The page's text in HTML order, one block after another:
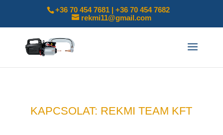
+36 70 454 7681 | +36 70 454 7682
rekmi11@gmail.com
KAPCSOLAT: REKMI TEAM KFT